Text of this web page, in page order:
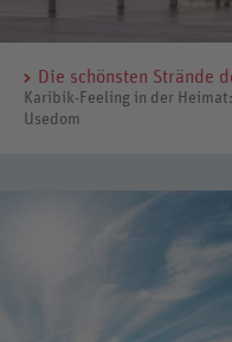
Die schönsten Strände
Karibik-Feeling in der
Usedom